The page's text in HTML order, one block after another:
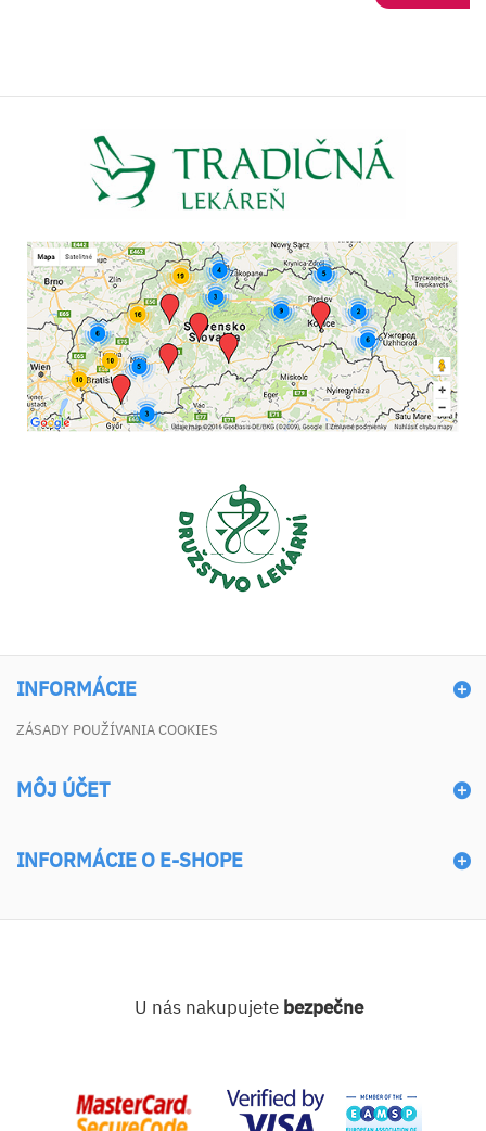
INFORMÁCIE
ZÁSADY POUŽÍVANIA COOKIES
MÔJ ÚČET
INFORMÁCIE O E-SHOPE
U nás nakupujete bezpečne